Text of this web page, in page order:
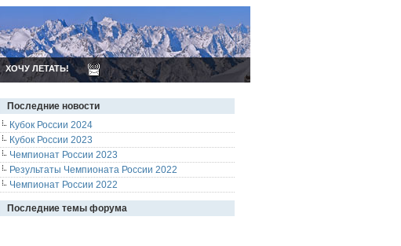
ХОЧУ ЛЕТАТЬ!
Последние новости
Кубок России 2024
Кубок России 2023
Чемпионат России 2023
Результаты Чемпионата России 2022
Чемпионат России 2022
Последние темы форума